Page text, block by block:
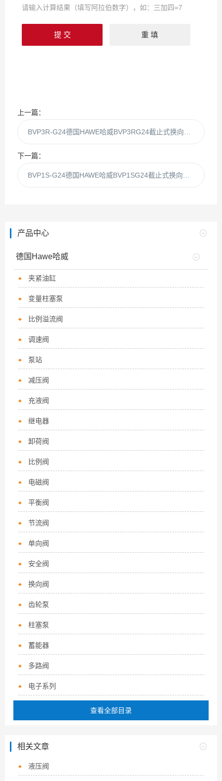
请输入计算结果（填写阿拉伯数字），如：三加四=7
上一篇：
下一篇：
产品中心
德国Hawe哈威
夹紧油缸
变量柱塞泵
比例溢流阀
调速阀
泵站
减压阀
充液阀
继电器
卸荷阀
比例阀
电磁阀
平衡阀
节流阀
单向阀
安全阀
换向阀
齿轮泵
柱塞泵
蓄能器
多路阀
电子系列
查看全部目录
相关文章
液压阀